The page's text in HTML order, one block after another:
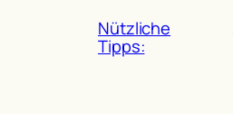
Nützliche
Tipps: